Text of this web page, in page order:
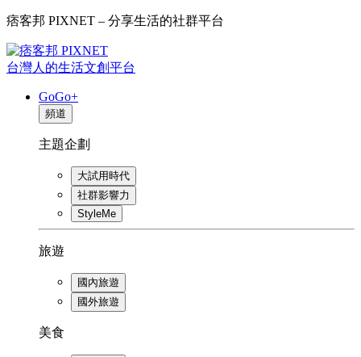
痞客邦 PIXNET – 分享生活的社群平台
台灣人的生活文創平台
GoGo+
頻道
主題企劃
大試用時代
社群影響力
StyleMe
旅遊
國內旅遊
國外旅遊
美食